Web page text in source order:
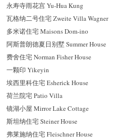
永寿寺雨花宫 Yu-Hua Kung
瓦格纳二号住宅 Zweite Villa Wagner
多米诺住宅 Maisons Dom-ino
阿斯普朗德夏日别墅 Summer House
费舍住宅 Norman Fisher House
一颗印 Yikeyin
埃西里科住宅 Esherick House
荷兰院宅 Patio Villa
镜湖小屋 Mirror Lake Cottage
斯坦纳住宅 Steiner House
弗莱施纳住宅 Fleischner House